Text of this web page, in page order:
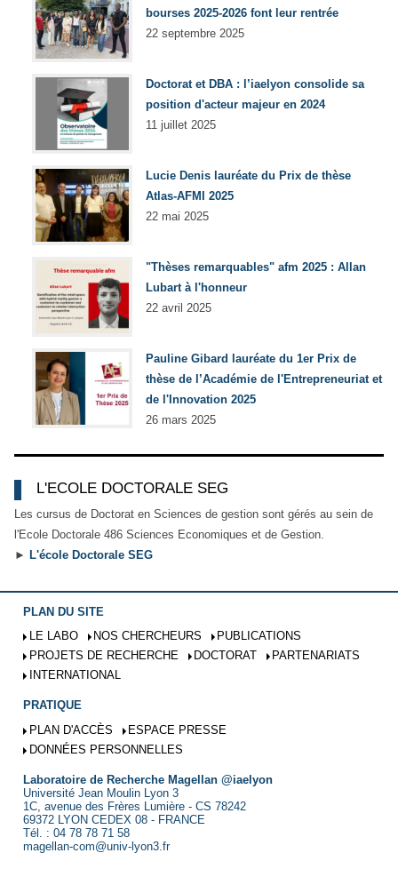
bourses 2025-2026 font leur rentrée
22 septembre 2025
Doctorat et DBA : l’iaelyon consolide sa
position d'acteur majeur en 2024
11 juillet 2025
Lucie Denis lauréate du Prix de thèse
Atlas-AFMI 2025
22 mai 2025
"Thèses remarquables" afm 2025 : Allan
Lubart à l'honneur
22 avril 2025
Pauline Gibard lauréate du 1er Prix de
thèse de l’Académie de l'Entrepreneuriat et
de l'Innovation 2025
26 mars 2025
L'ECOLE DOCTORALE SEG
Les cursus de Doctorat en Sciences de gestion sont gérés au sein de
l'Ecole Doctorale 486 Sciences Economiques et de Gestion.
► L'école Doctorale SEG
PLAN DU SITE
LE LABO
NOS CHERCHEURS
PUBLICATIONS
PROJETS DE RECHERCHE
DOCTORAT
PARTENARIATS
INTERNATIONAL
PRATIQUE
PLAN D'ACCÈS
ESPACE PRESSE
DONNÉES PERSONNELLES
Laboratoire de Recherche Magellan @iaelyon
Université Jean Moulin Lyon 3
1C, avenue des Frères Lumière - CS 78242
69372 LYON CEDEX 08 - FRANCE
Tél. : 04 78 78 71 58
magellan-com@univ-lyon3.fr